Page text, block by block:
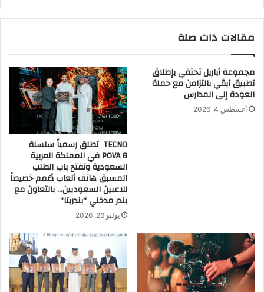
ف
م
»
ب
م
ف
ي
ش
ط
س
ت
ر
ي
ا
ن
ع
ك
مقالات ذات صلة
مجموعة أباريل تحتفي بإطلاق
تطبيق آيڤي بالتزامن مع حملة
العودة إلى المدارس
أغسطس 4, 2026
TECNO تطلق رسمياً سلسلة
POVA 8 في المملكة العربية
السعودية وتفتح باب الطلب
المسبق هاتف ألعاب صُمم خصيصاً
للاعبين السعوديين… بالتعاون مع
بندر مدخلي “بندريتا”
يوليو 26, 2026